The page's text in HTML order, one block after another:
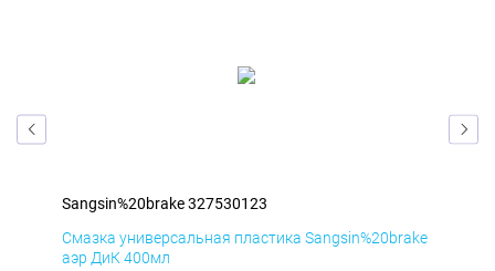
Sangsin%20brake 327530123
Смазка универсальная пластика Sangsin%20brake
аэр ДиК 400мл